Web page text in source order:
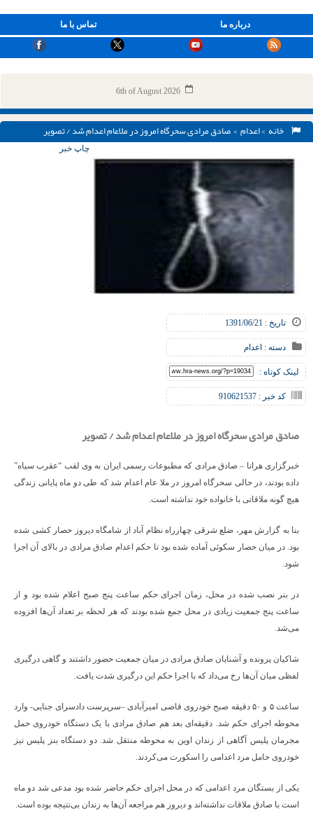
تماس با ما درباره ما
6th of August 2026
خانه >اعدام> صادق مرادی سحرگاه امروز در ملاعام اعدام شد / تصویر
تاریخ : 1391/06/21
دسته : اعدام
لینک کوتاه :
کد خبر : 910621537
چاپ خبر
صادق مرادی سحرگاه امروز در ملاعام اعدام شد / تصویر
خبرگزاری هرانا – صادق مرادی که مطبوعات رسمی ایران به وی لقب “عقرب سیاه”
داده بودند، در حالی سحرگاه امروز در ملا عام اعدام شد که طی دو ماه پایانی زندگی
هیچ گونه ملاقاتی با خانواده خود نداشته است.
بنا به گزارش مهر، ضلع شرقی چهارراه نظام آباد از شامگاه دیروز حصار کشی شده
بود. در میان حصار سکوئی آماده شده بود تا حکم اعدام صادق مرادی در بالای آن اجرا
شود.
در بنر نصب شده در محل، زمان اجرای حکم ساعت پنج صبح اعلام شده بود و از
ساعت پنج جمعیت زیادی در محل جمع شده بودند که هر لحظه بر تعداد آن‌ها افزوده
می‌شد.
شاکیان پرونده و آشنایان صادق مرادی در میان جمعیت حضور داشتند و گاهی درگیری
لفظی میان آن‌ها رخ می‌داد که با اجرا حکم این درگیری شدت یافت.
ساعت ۵ و ۵۰ دقیقه صبح خودروی قاضی امیرآبادی –سرپرست دادسرای جنایی- وارد
محوطه اجرای حکم شد. دقیقه‌ای بعد هم صادق مرادی با یک دستگاه خودروی حمل
مجرمان پلیس آگاهی از زندان اوین به محوطه منتقل شد. دو دستگاه بنز پلیس نیز
خودروی حامل مرد اعدامی را اسکورت می‌کردند.
یکی از بستگان مرد اعدامی که در محل اجرای حکم حاضر شده بود مدعی شد دو ماه
است با صادق ملاقات نداشته‌اند و دیروز هم مراجعه آن‌ها به زندان بی‌نتیجه بوده است.